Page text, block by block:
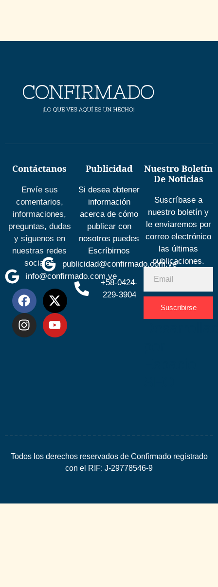
Contáctanos
Envíe sus
comentarios,
informaciones,
preguntas, dudas
y síguenos en
nuestras redes
sociales
info@confirmado.com.ve
Publicidad
Si desea obtener
información
acerca de cómo
publicar con
nosotros puedes
Escríbirnos
publicidad@confirmado.com.ve
+58-0424-
229-3904
Nuestro Boletín
De Noticias
Suscríbase a
nuestro boletín y
le enviaremos por
correo electrónico
las últimas
publicaciones.
Suscribirse
Todos los derechos reservados de Confirmado registrado
con el RIF: J-29778546-9